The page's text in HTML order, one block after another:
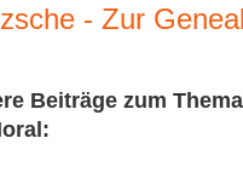
- Zur
Beiträge zum